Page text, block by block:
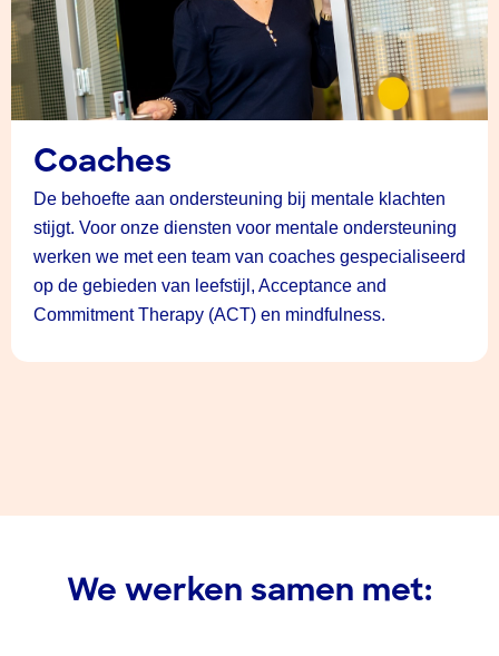
Coaches
De behoefte aan ondersteuning bij mentale klachten
stijgt. Voor onze diensten voor mentale ondersteuning
werken we met een team van coaches gespecialiseerd
op de gebieden van leefstijl, Acceptance and
Commitment Therapy (ACT) en mindfulness.
We werken samen met: